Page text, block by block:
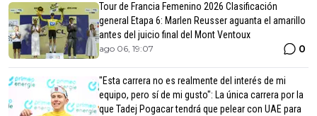
Tour de Francia Femenino 2026 Clasificación
general Etapa 6: Marlen Reusser aguanta el amarillo
antes del juicio final del Mont Ventoux
ago 06, 19:07 0
"Esta carrera no es realmente del interés de mi
equipo, pero sí de mi gusto": La única carrera por la
que Tadej Pogacar tendrá que pelear con UAE para